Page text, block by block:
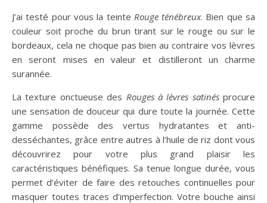
J’ai testé pour vous la teinte Rouge ténébreux. Bien que sa
couleur soit proche du brun tirant sur le rouge ou sur le
bordeaux, cela ne choque pas bien au contraire vos lèvres
en seront mises en valeur et distilleront un charme
surannée.
La texture onctueuse des Rouges à lèvres satinésprocure
une sensation de douceur qui dure toute la journée. Cette
gamme possède des vertus hydratantes et anti-
desséchantes, grâce entre autres à l’huile de riz dont vous
découvrirez pour votre plus grand plaisir les
caractéristiques bénéfiques. Sa tenue longue durée, vous
permet d’éviter de faire des retouches continuelles pour
masquer toutes traces d’imperfection. Votre bouche ainsi